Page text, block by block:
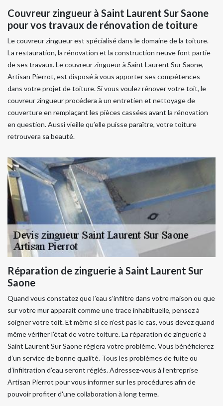
Couvreur zingueur à Saint Laurent Sur Saone
pour vos travaux de rénovation de toiture
Le couvreur zingueur est spécialisé dans le domaine de la toiture.
La restauration, la rénovation et la construction neuve font partie
de ses travaux. Le couvreur zingueur à Saint Laurent Sur Saone,
Artisan Pierrot, est disposé à vous apporter ses compétences
dans votre projet de toiture. Si vous voulez rénover votre toit, le
couvreur zingueur procédera à un entretien et nettoyage de
couverture en remplaçant les pièces cassées avant la rénovation
en question. Aussi vieille qu’elle puisse paraître, votre toiture
retrouvera sa beauté.
Réparation de zinguerie à Saint Laurent Sur
Saone
Quand vous constatez que l’eau s’infiltre dans votre maison ou que
sur votre mur apparait comme une trace inhabituelle, pensez à
soigner votre toit. Et même si ce n’est pas le cas, vous devez quand
même vérifier l’état de votre toiture. La réparation de zinguerie à
Saint Laurent Sur Saone règlera votre problème. Vous bénéficierez
d’un service de bonne qualité. Tous les problèmes de fuite ou
d’infiltration d’eau seront réglés. Adressez-vous à l’entreprise
Artisan Pierrot pour vous informer sur les procédures afin de
pouvoir profiter d'une collaboration à long terme.